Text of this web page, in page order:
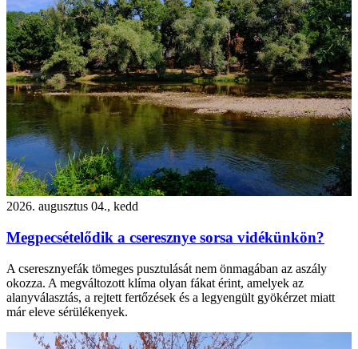
2026. augusztus 04., kedd
Megpecsételődik a cseresznye sorsa vidékünkön?
A cseresznyefák tömeges pusztulását nem önmagában az aszály
okozza. A megváltozott klíma olyan fákat érint, amelyek az
alanyválasztás, a rejtett fertőzések és a legyengült gyökérzet miatt
már eleve sérülékenyek.